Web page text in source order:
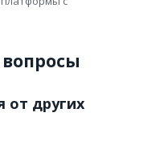
от других